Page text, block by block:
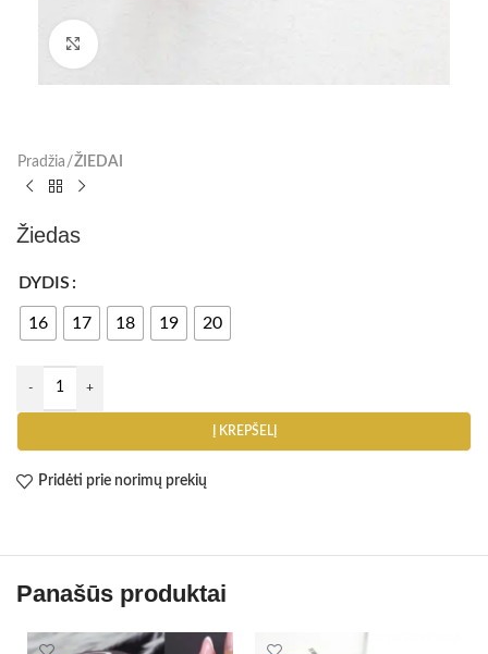
Pradžia ŽIEDAI
Žiedas
DYDIS
16 17 18 19 20
Į KREPŠELĮ
Pridėti prie norimų prekių
Panašūs produktai